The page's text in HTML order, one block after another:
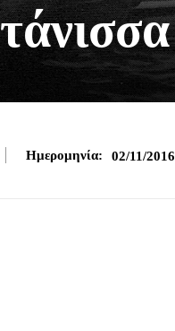
Ημερομηνία: 02/11/2016